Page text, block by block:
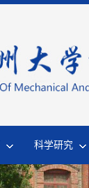
科学研究